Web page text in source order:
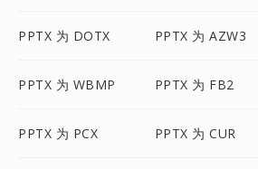
PPTX 为 DOTX PPTX 为 AZW3
PPTX 为 WBMP PPTX 为 FB2
PPTX 为 PCX PPTX 为 CUR